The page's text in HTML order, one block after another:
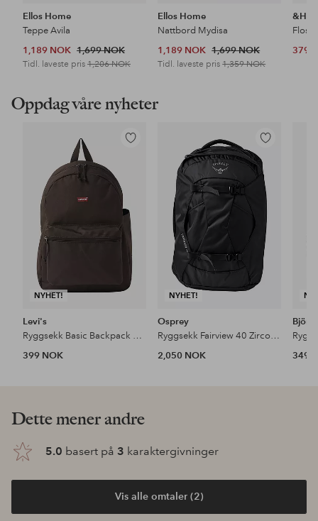
Ellos Home
Teppe Avila
1,189 NOK 1,699 NOK
Tidl. laveste pris 1,206 NOK
Ellos Home
Nattbord Mydisa
1,189 NOK 1,699 NOK
Tidl. laveste pris1,359 NOK
379
Oppdag våre nyheter
NYHET!
Legg
Levi's
Ryggsekk Basic Backpack Coffee Bean Pyt
399 NOK
NYHET!
Legg
til
favoritter
Osprey
Ryggsekk Fairview 40 Zircon Red
2,050 NOK
Björn
349
Dette mener andre
5.0 basert på 3 karaktergivninger
Vis alle omtaler (2)